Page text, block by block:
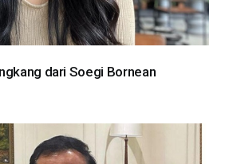
dari Soegi Bornean